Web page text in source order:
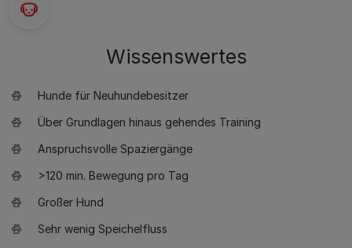
Wissenswertes
Hunde für Neuhundebesitzer
Über Grundlagen hinaus gehendes Training
Anspruchsvolle Spaziergänge
>120 min. Bewegung pro Tag
Großer Hund
Sehr wenig Speichelfluss